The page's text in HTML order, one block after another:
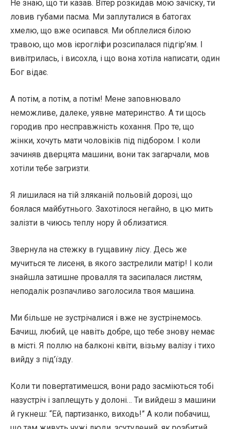
Не знаю, що ти казав. Вітер розкидав мою зачіску, ти
ловив губами пасма. Ми заплуталися в батогах
хмелю, що вже осипався. Ми обплелися білою
травою, що мов ієрогліфи розсипалася підгір’ям. І
вивітрилась, і висохла, і що вона хотіла написати, один
Бог відає.
А потім, а потім, а потім! Мене заповнювало
неможливе, далеке, уявне материнство. А ти щось
городив про несправжність кохання. Про те, що
жінки, хочуть мати чоловіків під підбором. І коли
зачиняв дверцята машини, вони так загарчали, мов
хотіли тебе загризти.
Я лишилася на тій зляканій польовій дорозі, що
боялася майбутнього. Захотілося негайно, в цю мить
залізти в чиюсь теплу нору й облизатися.
Звернула на стежку в гущавину лісу. Десь же
мучиться те лисеня, в якого застрелили матір! І коли
знайшла затишне провалля та засипалася листям,
неподалік розпачливо заголосила твоя машина.
Ми більше не зустрічалися і вже не зустрінемось.
Бачиш, любий, це навіть добре, що тебе знову немає
в місті. Я поллю на балконі квіти, візьму валізу і тихо
вийду з під’їзду.
Коли ти повертатимешся, вони радо засміються тобі
назустріч і заплещуть у долоні… Ти вийдеш з машини
й гукнеш: “Ей, партизанко, виходь!” А коли побачиш,